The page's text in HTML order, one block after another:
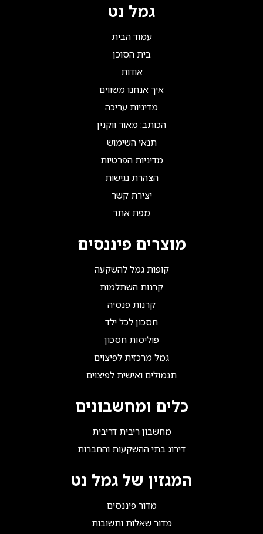
גמל נט
עמוד הבית
בית הסוכן
אודות
איך אנחנו משווים
מדיניות עריכה
הכותב: מאור ווקנין
תנאי השימוש
מדיניות הפרטיות
הצהרת נגישות
יצירת קשר
מפת אתר
מוצרים פיננסים
קופות גמל להשקעה
קרנות השתלמות
קרנות פנסיה
חסכון לכל ילד
פוליסות חסכון
גמל מרכזית לפיצוים
תגמולים ואישית לפיצוים
כלים ומחשבונים
מחשבון ריבית דריבית
דירוג בתי ההשקעות והחברות
המגזין של גמל נט
מדור פיננסים
מדור שאלות ותשובות